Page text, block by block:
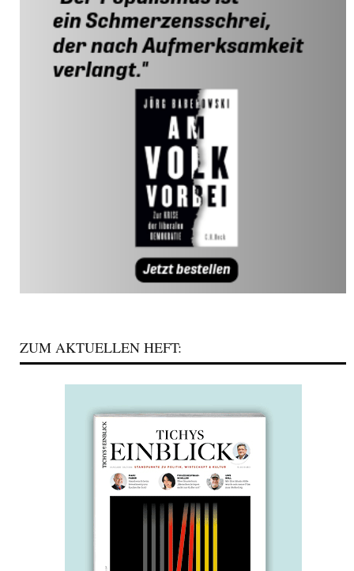
ZUM AKTUELLEN HEFT: